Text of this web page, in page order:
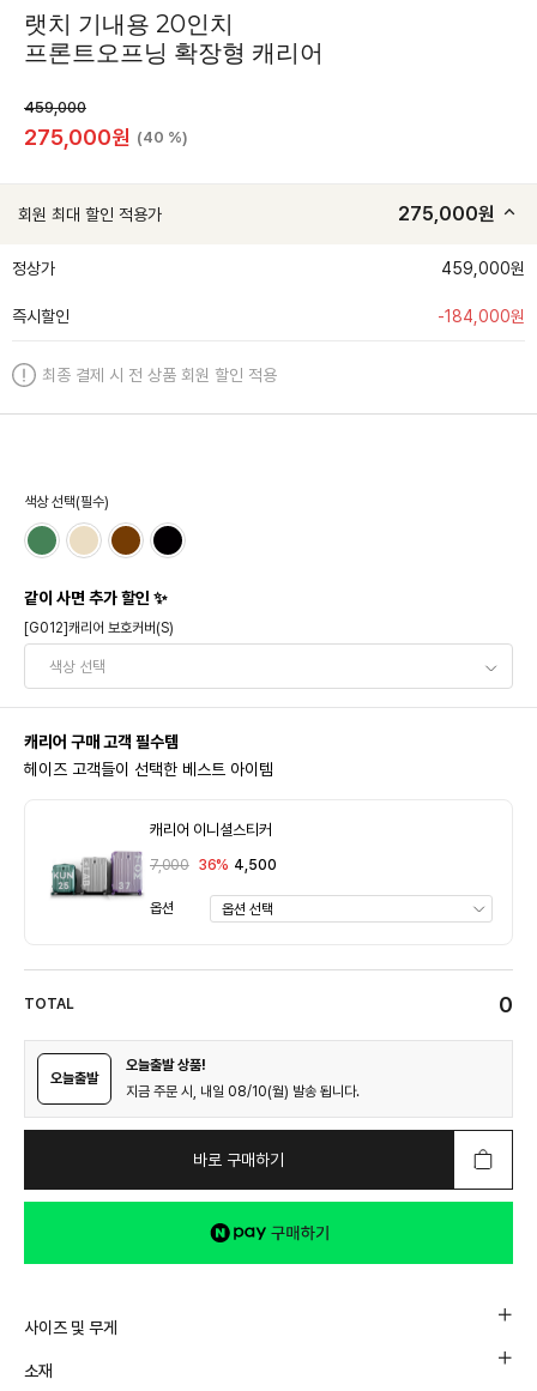
랫치 기내용 20인치
프론트오프닝 확장형 캐리어
459,000
275,000원 (40 %)
회원 최대 할인 적용가 275,000원
정상가 459,000원
즉시할인 -184,000원
최종 결제 시 전 상품 회원 할인 적용
색상 선택(필수)
같이 사면 추가 할인 ✨
[G012]캐리어 보호커버(S)
캐리어 구매 고객 필수템
헤이즈 고객들이 선택한 베스트 아이템
캐리어 이니셜스티커
7,000 36% 4,500
옵션
TOTAL 0
오늘출발
오늘출발 상품!
지금 주문 시, 내일 08/10(월) 발송 됩니다.
바로 구매하기
사이즈 및 무게
소재